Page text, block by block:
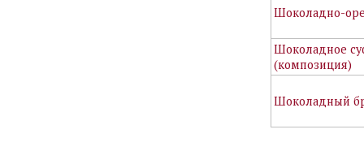
Шоколадно-
Шоколадное
(композиция)
Шоколадный